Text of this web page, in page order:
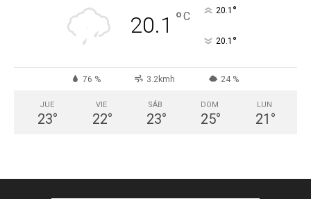
20.1 °C 20.1 °
20.1 °
76 % 3.2kmh 24 %
JUE
23°
VIE
22°
SÁB
23°
DOM
25°
LUN
21 °